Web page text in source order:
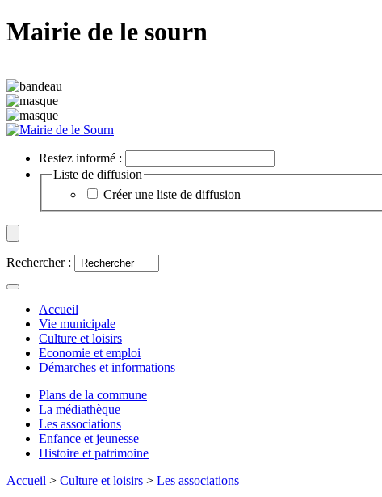
Mairie de le sourn
Restez informé :
Liste de diffusion
Créer une liste de diffusion
Rechercher :
Accueil
Vie municipale
Culture et loisirs
Economie et emploi
Démarches et informations
Plans de la commune
La médiathèque
Les associations
Enfance et jeunesse
Histoire et patrimoine
Accueil > Culture et loisirs > Les associations